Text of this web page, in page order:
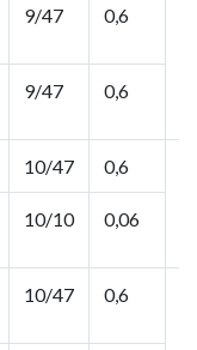
9/47 0,6
9/47 0,6
10/47 0,6
10/10 0,06
10/47 0,6